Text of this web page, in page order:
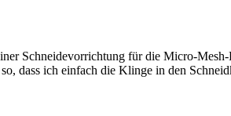
Schneidevorrichtung für die Micro-
dass ich einfach die Klinge in den